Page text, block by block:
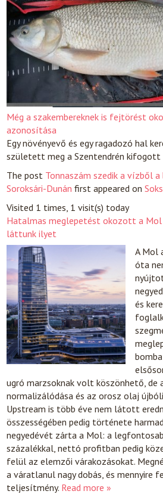
Még a szakembereknek is fejtörést
azonosítása
Egy növényevő és egy ragadozó hal
született meg a Szentendrén kifogott
The post Tonnaszám szedik a vízből
Soroksári-Dunán first appeared on
Visited 1 times, 1 visit(s) today
Hatalmas meglepetést okozott a
láttunk ilyet
A Mol
óta
és
ugró marzsoknak volt köszönhető, de
normalizálódása és az orosz olaj
Upstream is több éve nem látott
összességében pedig története
negyedévét zárta a Mol: a
százalékkal, nettó profitban pedig
felül az elemzői várakozásokat.
a váratlanul nagy dobás, és mennyire
teljesítmény. Read more »